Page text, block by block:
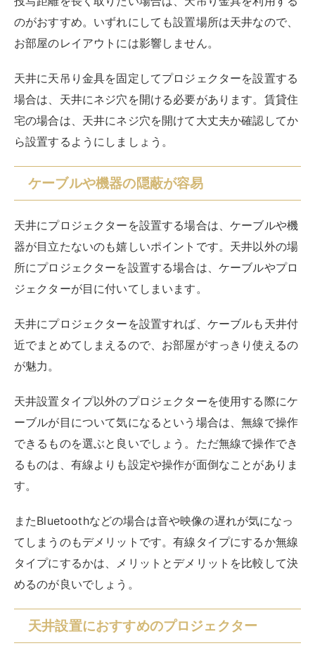
のがおすすめ。いずれにしても設置場所は天井なので、
お部屋のレイアウトには影響しません。
天井に天吊り金具を固定してプロジェクターを設置する
場合は、天井にネジ穴を開ける必要があります。賃貸住
宅の場合は、天井にネジ穴を開けて大丈夫か確認してか
ら設置するようにしましょう。
ケーブルや機器の隠蔽が容易
天井にプロジェクターを設置する場合は、ケーブルや機
器が目立たないのも嬉しいポイントです。天井以外の場
所にプロジェクターを設置する場合は、ケーブルやプロ
ジェクターが目に付いてしまいます。
天井にプロジェクターを設置すれば、ケーブルも天井付
近でまとめてしまえるので、お部屋がすっきり使えるの
が魅力。
天井設置タイプ以外のプロジェクターを使用する際にケ
ーブルが目について気になるという場合は、無線で操作
できるものを選ぶと良いでしょう。ただ無線で操作でき
るものは、有線よりも設定や操作が面倒なことがありま
す。
またBluetoothなどの場合は音や映像の遅れが気になっ
てしまうのもデメリットです。有線タイプにするか無線
タイプにするかは、メリットとデメリットを比較して決
めるのが良いでしょう。
天井設置におすすめのプロジェクター